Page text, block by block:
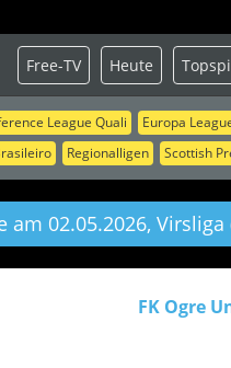
League Quali Europa
Regionalligen Scottish
Free-TV Heute
am 02.05.2026, Virsliga
FK Ogre